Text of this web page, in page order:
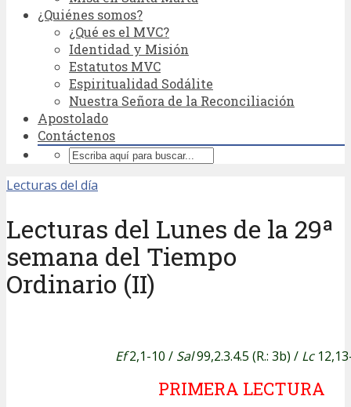
¿Quiénes somos?
¿Qué es el MVC?
Identidad y Misión
Estatutos MVC
Espiritualidad Sodálite
Nuestra Señora de la Reconciliación
Apostolado
Contáctenos
Lecturas del día
Lecturas del Lunes de la 29ª
semana del Tiempo
Ordinario (II)
Ef2,1-10 / Sal99,2.3.4.5 (R.: 3b) / Lc
PRIMERA LECTURA